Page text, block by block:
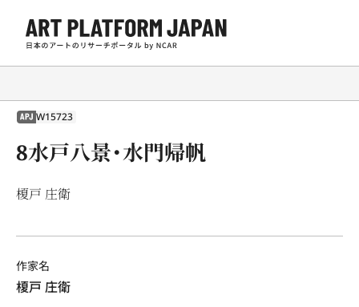
APJ W15723
8水戸八景・水門帰帆
榎戸 庄衛
作家名
榎戸 庄衛